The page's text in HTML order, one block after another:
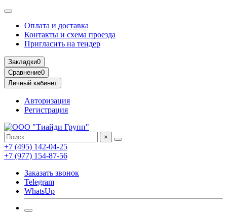
Оплата и доставка
Контакты и схема проезда
Пригласить на тендер
Закладки0
Сравнение0
Личный кабинет
Авторизация
Регистрация
×
+7 (495) 142-04-25
+7 (977) 154-87-56
Заказать звонок
Telegram
WhatsUp